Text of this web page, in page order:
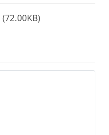
(72.00KB)